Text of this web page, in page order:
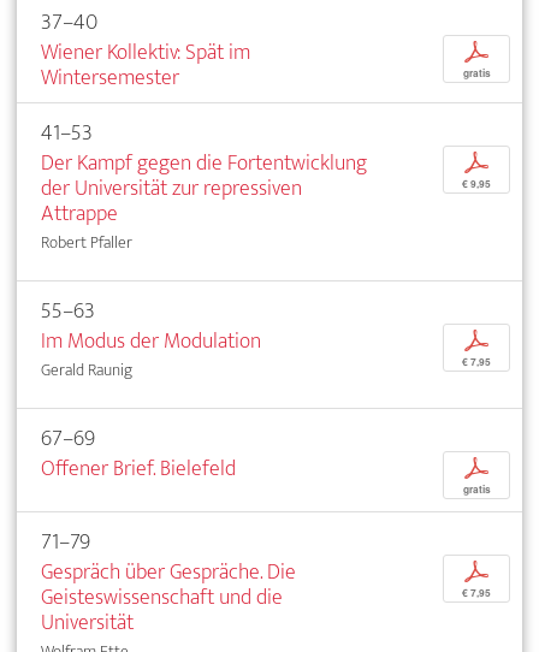
37–40
Wiener Kollektiv: Spät im
Wintersemester
p
gratis
41–53
Der Kampf gegen die Fortentwicklung
der Universität zur repressiven
Attrappe
Robert Pfaller
p
€ 9,95
55–63
Im Modus der Modulation
Gerald Raunig
p
€ 7,95
67–69
Offener Brief. Bielefeld
p
gratis
71–79
Gespräch über Gespräche. Die
Geisteswissenschaft und die
Universität
p
€ 7,95